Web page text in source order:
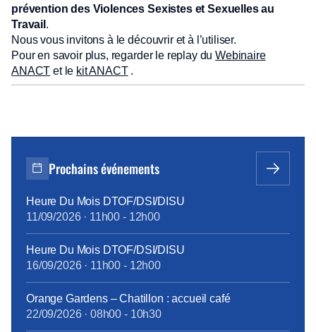
prévention des Violences Sexistes et Sexuelles au
Travail .
Nous vous invitons à le découvrir et à l’utiliser.
Pour en savoir plus, regarder le replay duWebinaire
ANACT et le kit ANACT.
Prochains événements
Heure Du Mois DTOF/DSI/DISU
11/09/2026· 11h00 - 12h00
Heure Du Mois DTOF/DSI/DISU
16/09/2026· 11h00 - 12h00
Orange Gardens – Chatillon : accueil café
22/09/2026· 08h00 - 10h30